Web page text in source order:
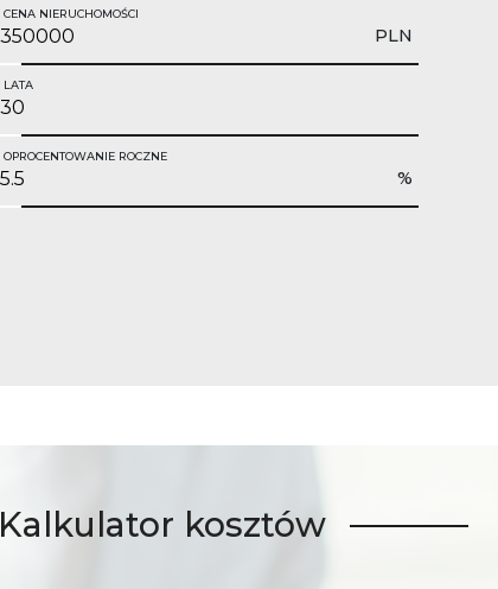
CENA NIERUCHOMOŚCI
PLN
LATA
OPROCENTOWANIE ROCZNE
%
Kalkulator kosztów